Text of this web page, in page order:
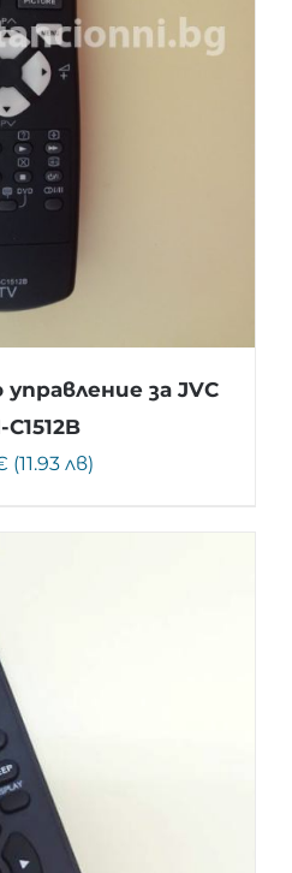
за JVC
C1512B
(11.93 лв)